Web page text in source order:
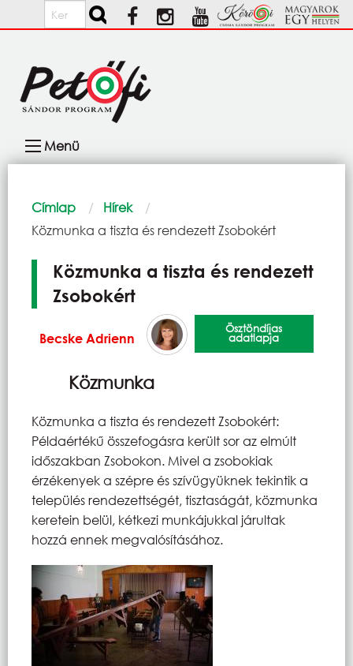
Ugrás a tartalomra
Keresés
navigáció
Menü
Morzsa
Címlap
Hírek
Current:
Közmunka a tiszta és rendezett Zsobokért
Közmunka a tiszta és rendezett
Zsobokért
Becske Adrienn
Ösztöndíjas
adatlapja
Közmunka
Közmunka a tiszta és rendezett Zsobokért:
Példaértékű összefogásra került sor az elmúlt
időszakban Zsobokon. Mivel a zsobokiak
érzékenyek a szépre és szívügyüknek tekintik a
település rendezettségét, tisztaságát, közmunka
keretein belül, kétkezi munkájukkal járultak
hozzá ennek megvalósításához.